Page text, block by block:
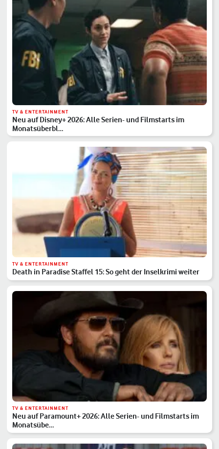
TV & ENTERTAINMENT
Neu auf Disney+ 2026: Alle Serien- und Filmstarts im
Monatsüberbl…
TV & ENTERTAINMENT
Death in Paradise Staffel 15: So geht der Inselkrimi weiter
TV & ENTERTAINMENT
Neu auf Paramount+ 2026: Alle Serien- und Filmstarts im
Monatsübe…